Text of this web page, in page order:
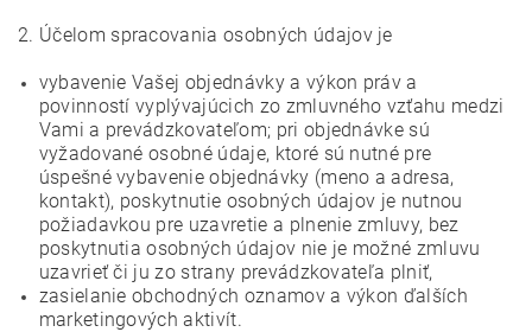
2. Účelom spracovania osobných údajov je
vybavenie Vašej objednávky a výkon práv a
povinností vyplývajúcich zo zmluvného vzťahu medzi
Vami a prevádzkovateľom; pri objednávke sú
vyžadované osobné údaje, ktoré sú nutné pre
úspešné vybavenie objednávky (meno a adresa,
kontakt), poskytnutie osobných údajov je nutnou
požiadavkou pre uzavretie a plnenie zmluvy, bez
poskytnutia osobných údajov nie je možné zmluvu
uzavrieť či ju zo strany prevádzkovateľa plniť,
zasielanie obchodných oznamov a výkon ďalších
marketingových aktivít.